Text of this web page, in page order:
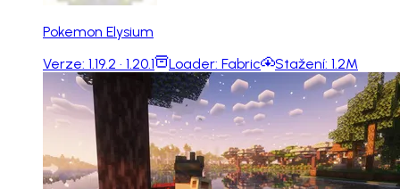
Pokemon Elysium
Verze: 1.19.2 · 1.20.1 Loader: Fabric Stažení: 1.2M